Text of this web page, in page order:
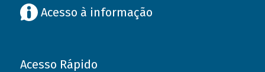
Acesso à informação
Acesso Rápido